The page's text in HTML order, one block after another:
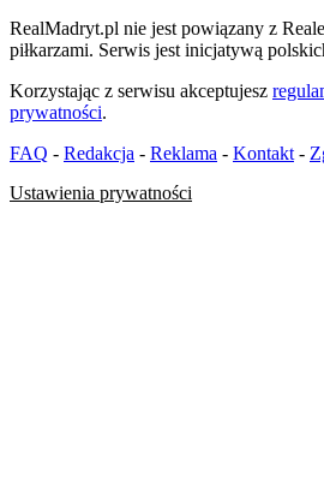
RealMadryt.pl nie jest powiązany z
piłkarzami. Serwis jest inicjatywą
Korzystając z serwisu akceptujesz
prywatności.
FAQ - Redakcja - Reklama - Kontakt -
Ustawienia prywatności